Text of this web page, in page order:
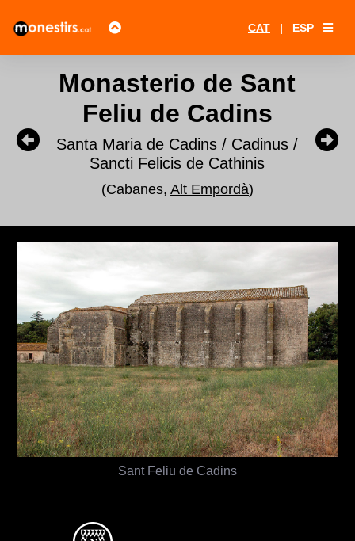
CAT | ESP
Monasterio de Sant
Feliu de Cadins
Santa Maria de Cadins / Cadinus /
Sancti Felicis de Cathinis
(Cabanes, Alt Empordà)
Sant Feliu de Cadins